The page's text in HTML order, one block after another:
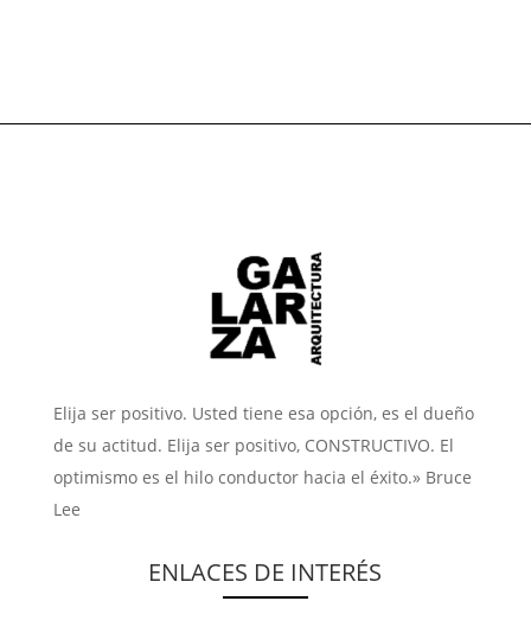
Elija ser positivo. Usted tiene esa opción, es el dueño
de su actitud. Elija ser positivo, CONSTRUCTIVO. El
optimismo es el hilo conductor hacia el éxito.» Bruce
Lee
ENLACES DE INTERÉS